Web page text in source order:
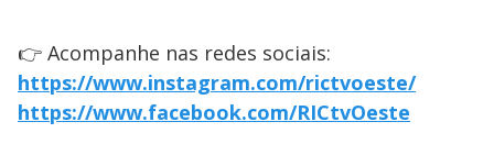
👉 Acompanhe nas redes sociais:
https://www.instagram.com/rictvoeste/
https://www.facebook.com/RICtvOeste